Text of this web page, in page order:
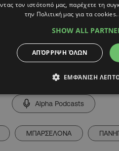
02Xa8D5fLd
Alpha Podcasts
ΜΠΑΡΣΕΛΟΝΑ
τον ιστότοπό μας, παρέχετε τη
την Πολιτική μας για τα cookies.
SHOW ALL
ΑΠΌΡΡΙΨΗ ΌΛΩΝ
ΕΜΦΆΝΙΣΗ